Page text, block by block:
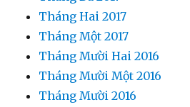
Tháng Hai 2017
Tháng Một 2017
Tháng Mười Hai 2016
Tháng Mười Một 2016
Tháng Mười 2016